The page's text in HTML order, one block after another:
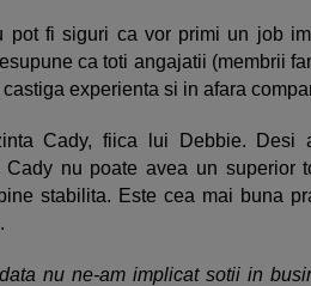
pot fi siguri ca vor primi un job
ca toti angajatii (membrii
experienta si in afara
Cady, fiica lui Debbie. Desi
nu poate avea un superior
stabilita. Este cea mai buna
nu ne-am implicat sotii in